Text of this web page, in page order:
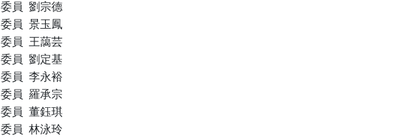
委員  劉宗德
委員  景玉鳳
委員  王藹芸
委員  劉定基
委員  李永裕
委員  羅承宗
委員  董鈺琪
委員  林泳玲